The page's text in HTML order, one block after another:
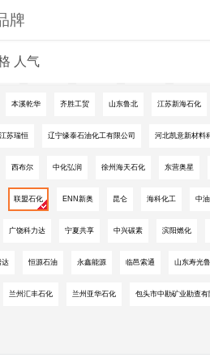
牌
本溪乾华 齐胜工贸 山东鲁北 江苏新海石化
江苏瑞恒 辽宁缘泰石油化工有限公司 河北凯意新材料
西布尔 中化弘润 徐州海天石化 东营奥星
联盟石化 ENN新奥 昆仑 海科化工 中
广饶科力达 宁夏共享 中兴碳素 滨阳燃化
达 恒源石油 永鑫能源 临邑索通 山东寿光
兰州汇丰石化 兰州亚华石化 包头市中勘矿业勘查有
人气